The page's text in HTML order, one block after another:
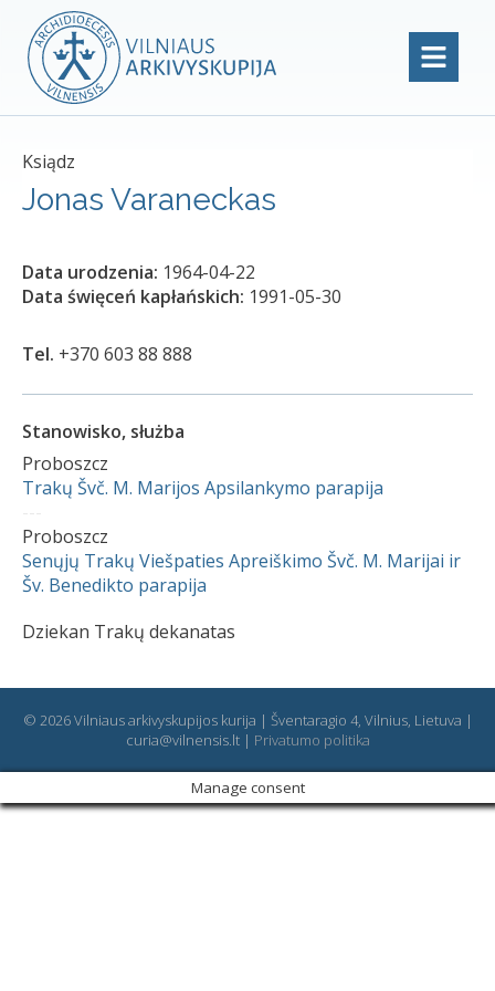
Ksiądz
Jonas Varaneckas
Data urodzenia: 1964-04-22
Data święceń kapłańskich: 1991-05-30
Tel. +370 603 88 888
Stanowisko, służba
Proboszcz
Trakų Švč. M. Marijos Apsilankymo parapija
Proboszcz
Senųjų Trakų Viešpaties Apreiškimo Švč. M. Marijai ir
Šv. Benedikto parapija
Dziekan Trakų dekanatas
© 2026 Vilniaus arkivyskupijos kurija | Šventaragio 4, Vilnius, Lietuva |
curia@vilnensis.lt | Privatumo politika
Manage consent